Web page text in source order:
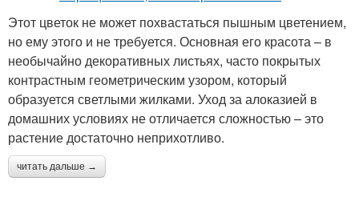
Этот цветок не может похвастаться пышным цветением,
но ему этого и не требуется. Основная его красота – в
необычайно декоративных листьях, часто покрытых
контрастным геометрическим узором, который
образуется светлыми жилками. Уход за алоказией в
домашних условиях не отличается сложностью – это
растение достаточно неприхотливо.
читать дальше →